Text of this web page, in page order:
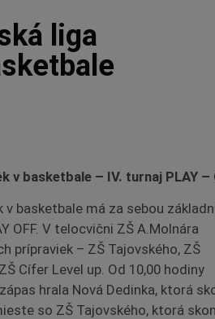
liga
v basketbale – IV. turnaj PLAY –
v basketbale má za sebou
OFF. V telocvični ZŠ A.Molnára
prípraviek – ZŠ Tajovského, ZŠ
Cífer Level up. Od 10,00 hodiny
hrala Nová Dedinka, ktorá
so ZŠ Tajovského, ktorá